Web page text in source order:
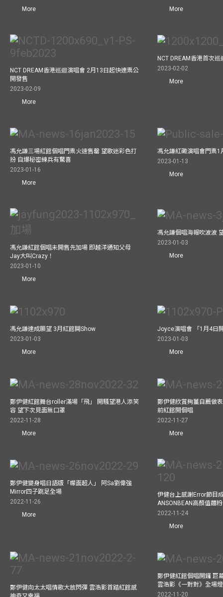
More
More
NCT DREAM香港巡迴演唱會 2月13日起快達票公
開發售
2023-02-09
More
NCT DREAM香港首次
2023-02-02
More
馮允謙三場紅館個唱門票火速售罄 望歌迷彩色打
扮 自爆秘密練兵有驚喜
2023-01-16
More
馮允謙紅磡演唱會門票1
2023-01-13
More
馮允謙紅館個唱未開售先加場 即越洋通知父母
Jay大叫Crazy！
2023-01-10
More
馮允謙個唱海報吹波波
2023-01-03
More
馮允謙達成願望 3月紅館閧Show
2023-01-03
More
Joyce演唱會 「1月4日
2023-01-03
More
鄭伊健紅館舞台roller滿場「飛」 開騷望港人添笑
容 望下次見面無口罩
2022-11-28
More
鄭伊健欣賞夠薑自薦做
前紅館開個唱
2022-11-27
More
鄭伊健變身唱日語版「幪面超人」 阿Sa劉偉強
Mirror四子跳足全場
2022-11-26
More
伊健台上感謝Error節目
ANSONBEAN高顏值麵
2022-11-24
More
鄭伊健向太太唱情歌大放閃彈 雲浩影首踏紅館感
鄭伊健紅館個唱開鑼 巨
雲浩影《一對對》全場
2022-11-20